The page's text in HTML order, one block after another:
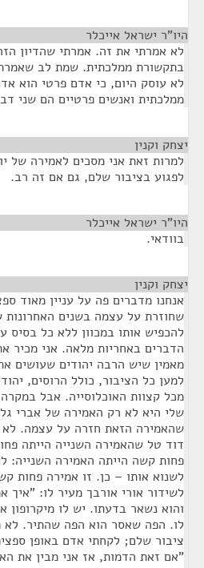
היו"ר ישראל אייכלר
לא אמרתי את זה. אמרתי שהדיון
בתקשורת ממלכתית. שמת לב
לא עוסק היום, כי אדם פרטי הוא
ממלכתית ואנשים פרטיים הם שני
יצחק וקנין
למרות זאת אני מסכים לאמירה של
לפגוע בציבור שלם, גם אם זה רב.
היו"ר ישראל אייכלר
בוודאי.
יצחק וקנין
אנחנו מדברים פה על עניין מאוד
שחוזרת על עצמה בשנים האחרונות
להכפיש אותו במכוון ללא כל בסיס
הדברים באחריות מלאה. אני מכיר
מאמין שיש הרבה יהודים שעושים
למען כל הציבור, כולל הרוסים,
מכל קצוות האוכלוסייה. אבל
שלי היא לא רק האמירה של אברי
שהאמירה הזאת חזרה על עצמה. לא
דוד טל שהאמירה השנייה הייתה
פחות קשה הייתה האמירה השנייה:
לשנוא אותו – כן. זו אמירה פחות
לשידור אורי אורבך מעיר לו: "איך
והוא נשאר בדעתו. יש לו
לו. הפה שאסר הוא הפה שהתיר. לא
ציבור שלם; לקחתי אדם באופן
"אם זאת הדמות, אז אני מבין את